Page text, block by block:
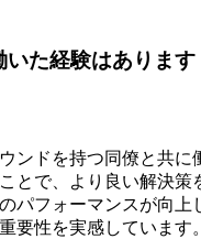
た経験はあります
ンドを持つ同僚と共に
とで、より良い解決策
パフォーマンスが向上
要性を実感しています